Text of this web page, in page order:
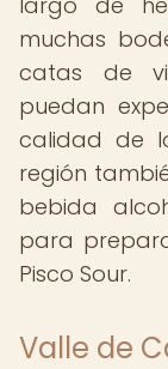
muchas
catas de
puedan
calidad de
región
bebida
para
Pisco Sour.
Valle de